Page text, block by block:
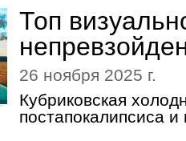
Топ
26 ноября 2025 г.
Кубриковская
постапокалипсиса